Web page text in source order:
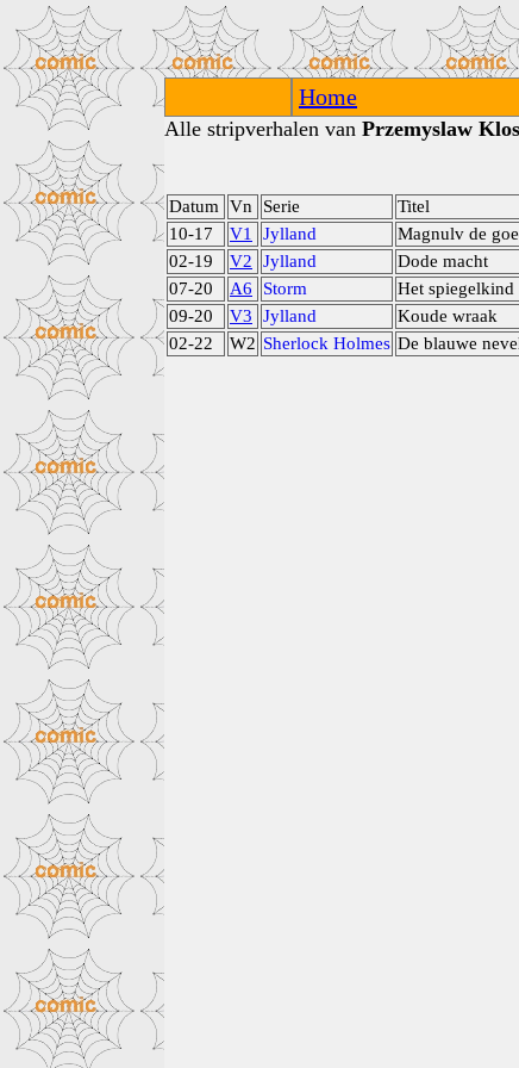
Home
Alle stripverhalen van Przemyslaw
Datum Vn Serie Titel
10-17
V1 Jylland Magnulv de
02-19
V2 Jylland Dode macht
07-20
A6 Storm Het spiegelkind
09-20
V3 Jylland Koude wraak
02-22
W2 Sherlock Holmes De blauwe